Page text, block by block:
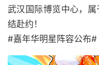
武汉国际博览中心，
结赴约！
#嘉年华明星阵容公布#